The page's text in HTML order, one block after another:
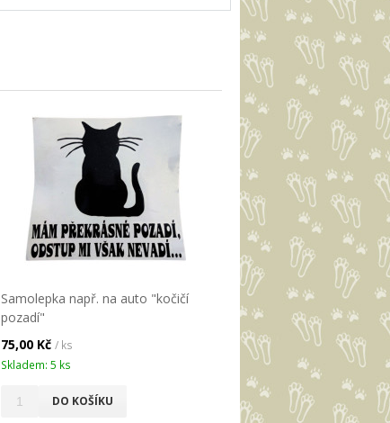
Samolepka např. na auto "kočičí
pozadí"
75,00 Kč/ ks
Skladem: 5 ks
DO KOŠÍKU